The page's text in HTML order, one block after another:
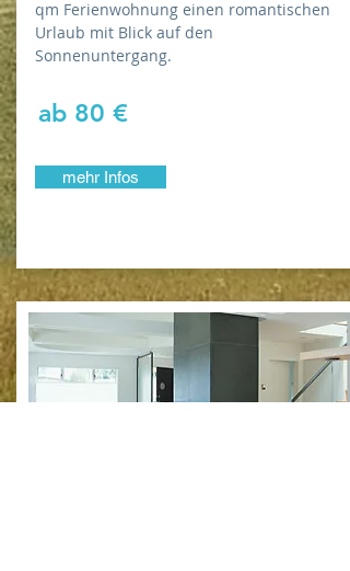
qm Ferienwohnung einen romantischen
Urlaub mit Blick auf den
Sonnenuntergang.
ab 80 €
mehr Infos